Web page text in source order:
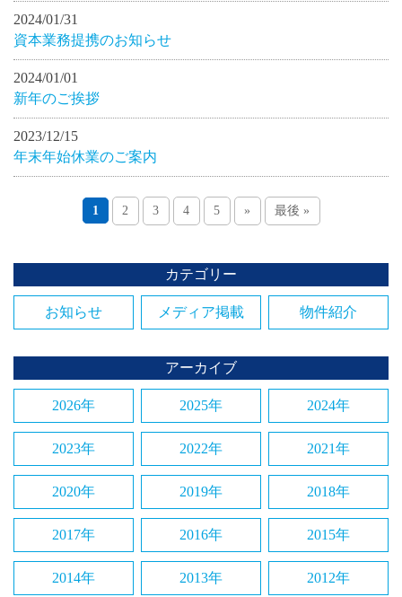
2024/01/31
資本業務提携のお知らせ
2024/01/01
新年のご挨拶
2023/12/15
年末年始休業のご案内
1 2 3 4 5 » 最後 »
カテゴリー
お知らせ メディア掲載 物件紹介
アーカイブ
2026年 2025年 2024年
2023年 2022年 2021年
2020年 2019年 2018年
2017年 2016年 2015年
2014年 2013年 2012年